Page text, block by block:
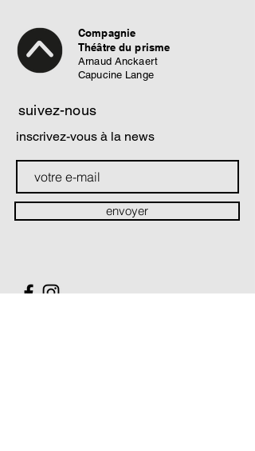
Compagnie
Théâtre du prisme
Arnaud Anckaert
Capucine Lange
suivez-nous
inscrivez-vous à la news
envoyer